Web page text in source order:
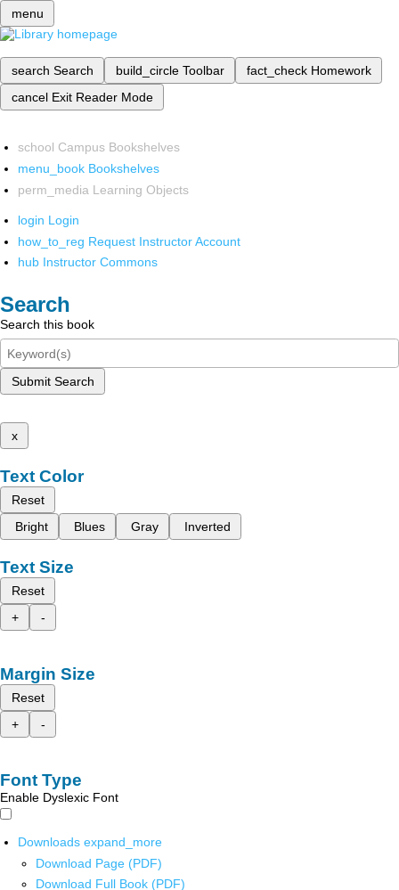
menu
search Search build_circle Toolbar fact_check Homework
cancel Exit Reader Mode
school Campus Bookshelves
menu_book Bookshelves
perm_media Learning Objects
login Login
how_to_reg Request Instructor Account
hub Instructor Commons
Search
Search this book
Submit Search
x
Text Color
Reset
Bright
Blues Gray Inverted
Text Size
Reset
+
-
Margin Size
Reset
+
-
Font Type
Enable Dyslexic Font
Downloads expand_more
Download Page (PDF)
Download Full Book (PDF)